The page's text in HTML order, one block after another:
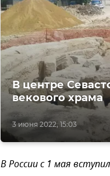
3 июня 2022, 15:03
В центре
векового храма
В России с 1 мая